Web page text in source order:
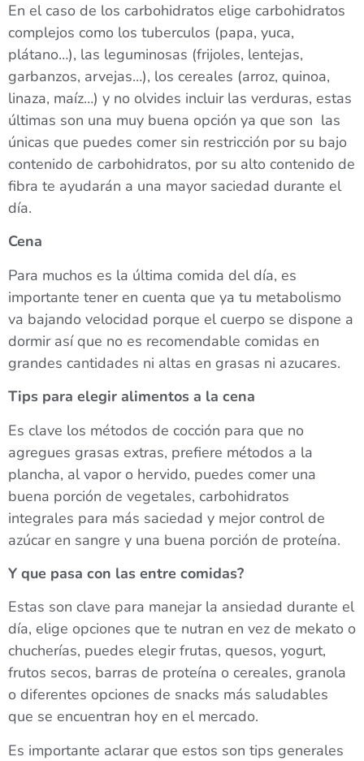
En el caso de los carbohidratos elige carbohidratos
complejos como los tuberculos (papa, yuca,
plátano…), las leguminosas (frijoles, lentejas,
garbanzos, arvejas…), los cereales (arroz, quinoa,
linaza, maíz…) y no olvides incluir las verduras, estas
últimas son una muy buena opción ya que son las
únicas que puedes comer sin restricción por su bajo
contenido de carbohidratos, por su alto contenido de
fibra te ayudarán a una mayor saciedad durante el
día.
Cena
Para muchos es la última comida del día, es
importante tener en cuenta que ya tu metabolismo
va bajando velocidad porque el cuerpo se dispone a
dormir así que no es recomendable comidas en
grandes cantidades ni altas en grasas ni azucares.
Tips para elegir alimentos a la cena
Es clave los métodos de cocción para que no
agregues grasas extras, prefiere métodos a la
plancha, al vapor o hervido, puedes comer una
buena porción de vegetales, carbohidratos
integrales para más saciedad y mejor control de
azúcar en sangre y una buena porción de proteína.
Y que pasa con las entre comidas?
Estas son clave para manejar la ansiedad durante el
día, elige opciones que te nutran en vez de mekato o
chucherías, puedes elegir frutas, quesos, yogurt,
frutos secos, barras de proteína o cereales, granola
o diferentes opciones de snacks más saludables
que se encuentran hoy en el mercado.
Es importante aclarar que estos son tips generales